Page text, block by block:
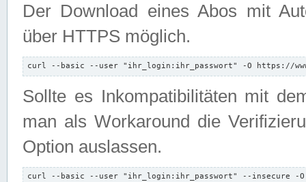
Der Download eines Abos mit
über HTTPS möglich.
curl --basic --user "ihr_login:ihr_passwort" -O https://
Sollte es Inkompatibilitäten mit
man als Workaround die
Option auslassen.
curl --basic --user "ihr_login:ihr_passwort" --insecure -